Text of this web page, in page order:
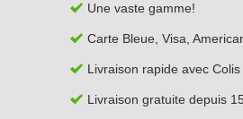
Une vaste gamme!
Carte Bleue, Visa,
Livraison rapide avec Colis
Livraison gratuite depuis